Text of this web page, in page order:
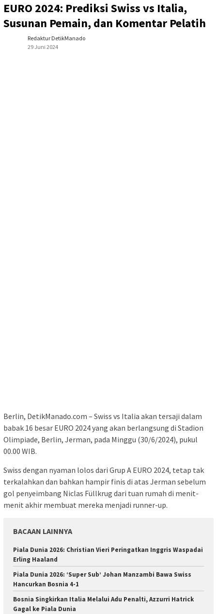
EURO 2024: Prediksi Swiss vs Italia,
Susunan Pemain, dan Komentar Pelatih
Redaktur DetikManado
29 Juni 2024
Berlin, DetikManado.com – Swiss vs Italia akan tersaji dalam
babak 16 besar EURO 2024 yang akan berlangsung di Stadion
Olimpiade, Berlin, Jerman, pada Minggu (30/6/2024), pukul
00.00 WIB.
Swiss dengan nyaman lolos dari Grup A EURO 2024, tetap tak
terkalahkan dan bahkan hampir finis di atas Jerman sebelum
gol penyeimbang Niclas Füllkrug dari tuan rumah di menit-
menit akhir membuat mereka menjadi runner-up.
BACAAN LAINNYA
Piala Dunia 2026: Christian Vieri Peringatkan Inggris Waspadai
Erling Haaland
Piala Dunia 2026: ‘Super Sub’ Johan Manzambi Bawa Swiss
Hancurkan Bosnia 4-1
Bosnia Singkirkan Italia Melalui Adu Penalti, Azzurri Hatrick
Gagal ke Piala Dunia